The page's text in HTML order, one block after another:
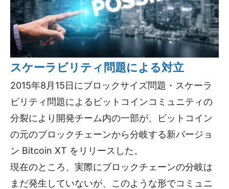
スケーラビリティ問題による対立
2015年8月15日にブロックサイズ問題・スケーラ
ビリティ問題によるビットコインコミュニティの
分裂により開発チーム内の一部が、ビットコイン
の元のブロックチェーンから分岐する新バージョ
ン Bitcoin XT をリリースした。
現在のところ、実際にブロックチェーンの分岐は
まだ発生していないが、このような形でコミュニ